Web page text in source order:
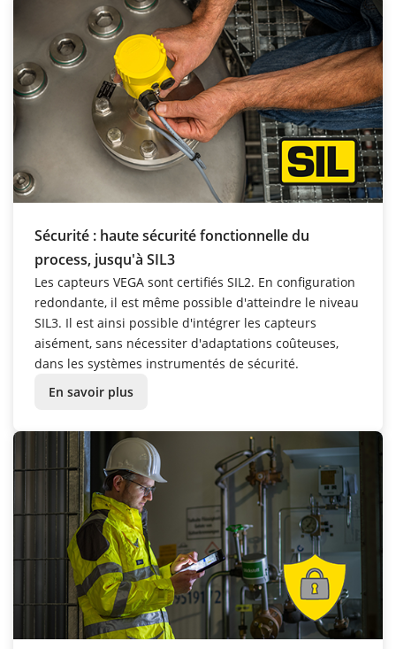
Sécurité : haute sécurité fonctionnelle du
process, jusqu'à SIL3
Les capteurs VEGA sont certifiés SIL2. En configuration
redondante, il est même possible d'atteindre le niveau
SIL3. Il est ainsi possible d'intégrer les capteurs
aisément, sans nécessiter d'adaptations coûteuses,
dans les systèmes instrumentés de sécurité.
En savoir plus